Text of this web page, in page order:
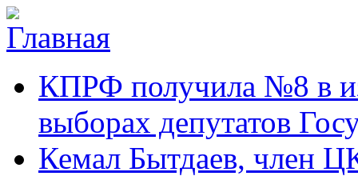
Перейти к основному содержанию
Черкесское
республиканское
отделение
Коммунистической
партии Российской
Федерации
аргументы,
факты КПРФ получила №8 в
выборах депутатов
Кемал Бытдаев, член